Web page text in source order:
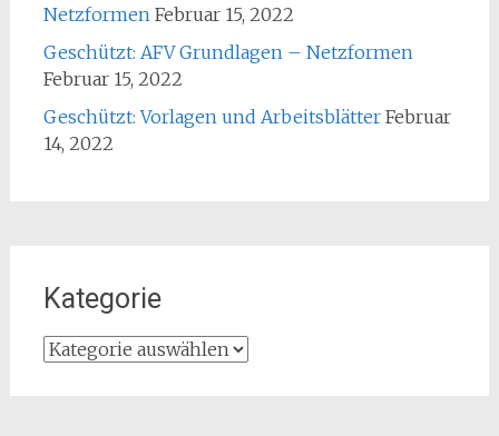
Netzformen Februar 15, 2022
Geschützt: AFV Grundlagen – Netzformen
Februar 15, 2022
Geschützt: Vorlagen und Arbeitsblätter Februar
14, 2022
Kategorie
Kategorie